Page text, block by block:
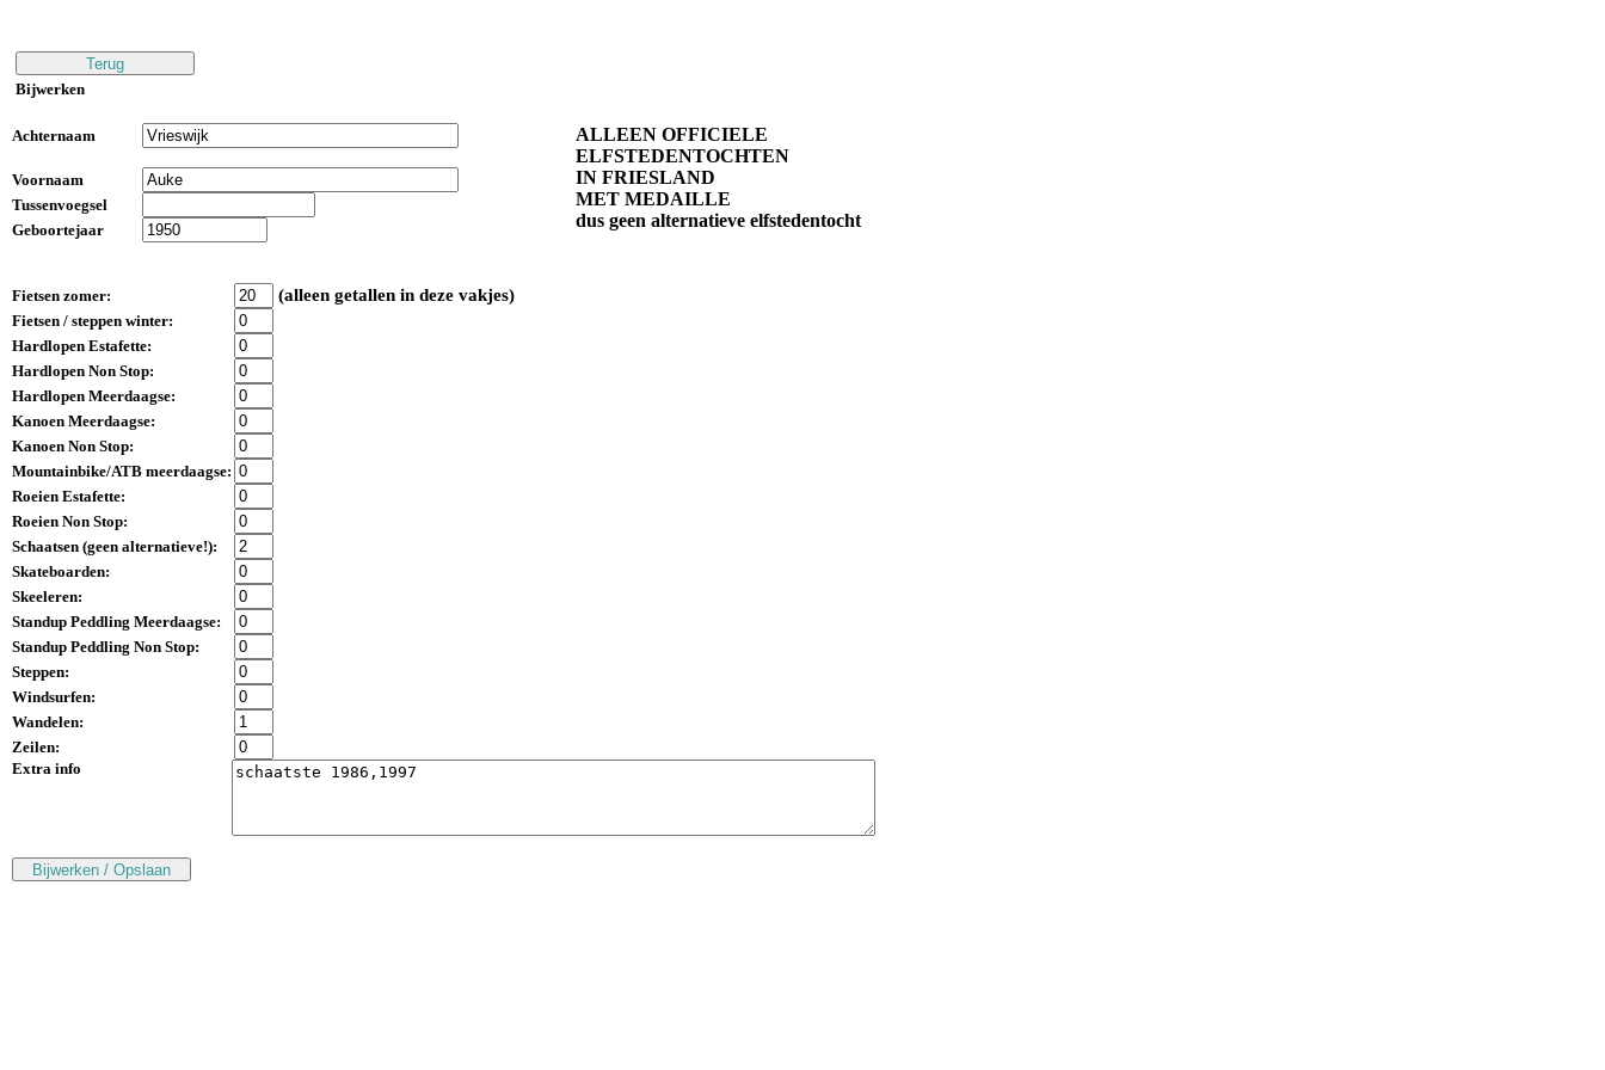
Bijwerken
Achternaam
ALLEEN OFFICIELE
ELFSTEDENTOCHTEN
IN FRIESLAND
MET MEDAILLE
dus geen alternatieve elfstedentocht
Voornaam
Tussenvoegsel
Geboortejaar
Fietsen zomer: (alleen getallen in deze vakjes)
Fietsen / steppen winter:
Hardlopen Estafette:
Hardlopen Non Stop:
Hardlopen Meerdaagse:
Kanoen Meerdaagse:
Kanoen Non Stop:
Mountainbike/ATB meerdaagse:
Roeien Estafette:
Roeien Non Stop:
Schaatsen (geen alternatieve!):
Skateboarden:
Skeeleren:
Standup Peddling Meerdaagse:
Standup Peddling Non Stop:
Steppen:
Windsurfen:
Wandelen:
Zeilen:
Extra info